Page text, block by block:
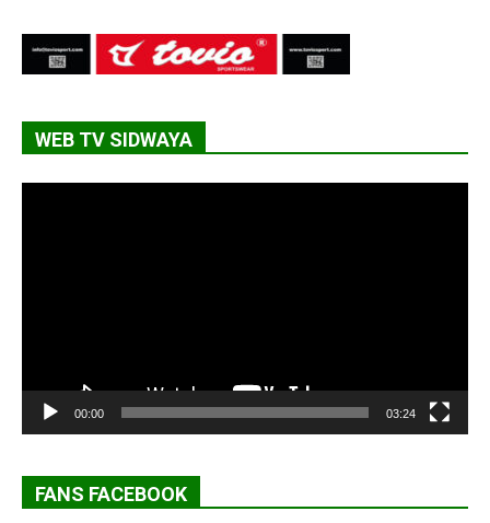
WEB TV SIDWAYA
00:00 03:24
FANS FACEBOOK